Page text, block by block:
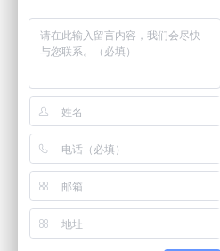
版权所有
管理中心|邮